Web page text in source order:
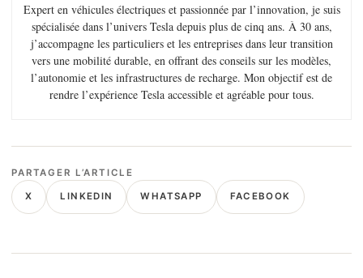
Expert en véhicules électriques et passionnée par l’innovation, je suis
spécialisée dans l’univers Tesla depuis plus de cinq ans. À 30 ans,
j’accompagne les particuliers et les entreprises dans leur transition
vers une mobilité durable, en offrant des conseils sur les modèles,
l’autonomie et les infrastructures de recharge. Mon objectif est de
rendre l’expérience Tesla accessible et agréable pour tous.
PARTAGER L’ARTICLE
X LINKEDIN WHATSAPP FACEBOOK